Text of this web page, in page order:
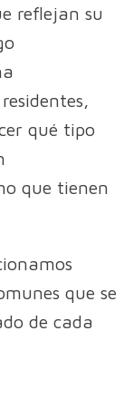
reflejan su
qué tipo
que tienen
que se
de cada